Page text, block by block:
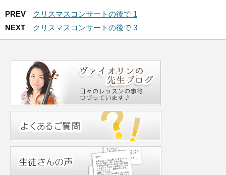
PREV
クリスマスコンサートの後で 1
NEXT
クリスマスコンサートの後で 3